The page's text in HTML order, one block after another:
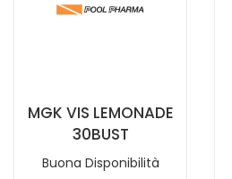
MGK VIS LEMONADE
30BUST
Buona Disponibilità